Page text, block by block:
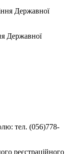
Державної
тел. (056)778-
реєстраційного